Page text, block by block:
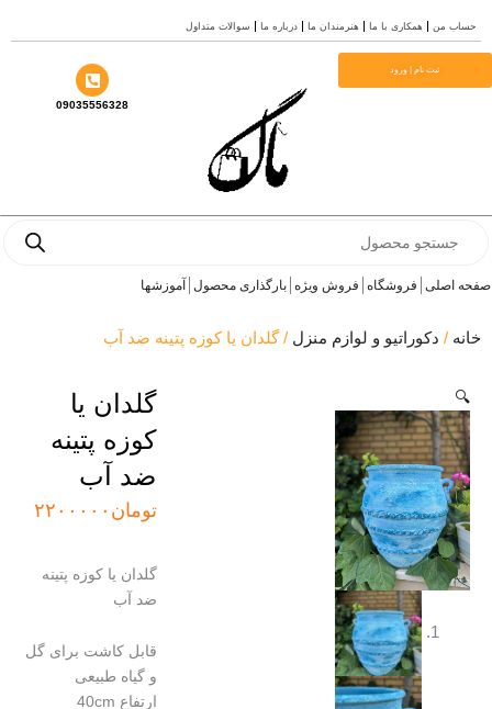
من همکاری با ما هنرمندان ما درباره ما سوالات متداول
ثبت نام | ورود
09035556328
اصلی فروشگاه فروش ویژه بارگذاری محصول آموزشها
/دکوراتیو و لوازم منزل/ گلدان یا کوزه پتینه ضد آب
گلدان یا
کوزه پتینه
ضد آب
تومان۲۲۰۰۰۰۰
گلدان یا کوزه پتینه
ضد آب
قابل کاشت برای گل
و گیاه طبیعی
ارتفاع 40cm